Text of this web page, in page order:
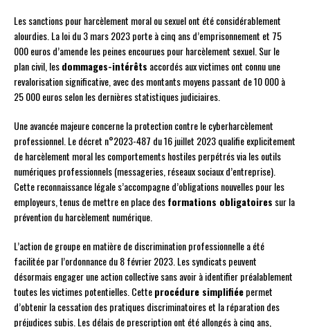
Les sanctions pour harcèlement moral ou sexuel ont été considérablement
alourdies. La loi du 3 mars 2023 porte à cinq ans d’emprisonnement et 75
000 euros d’amende les peines encourues pour harcèlement sexuel. Sur le
plan civil, lesdommages-intérêts accordés aux victimes ont connu une
revalorisation significative, avec des montants moyens passant de 10 000 à
25 000 euros selon les dernières statistiques judiciaires.
Une avancée majeure concerne la protection contre le cyberharcèlement
professionnel. Le décret n°2023-487 du 16 juillet 2023 qualifie explicitement
de harcèlement moral les comportements hostiles perpétrés via les outils
numériques professionnels (messageries, réseaux sociaux d’entreprise).
Cette reconnaissance légale s’accompagne d’obligations nouvelles pour les
employeurs, tenus de mettre en place desformations obligatoires sur la
prévention du harcèlement numérique.
L’action de groupe en matière de discrimination professionnelle a été
facilitée par l’ordonnance du 8 février 2023. Les syndicats peuvent
désormais engager une action collective sans avoir à identifier préalablement
toutes les victimes potentielles. Cetteprocédure simplifiéepermet
d’obtenir la cessation des pratiques discriminatoires et la réparation des
préjudices subis. Les délais de prescription ont été allongés à cinq ans,